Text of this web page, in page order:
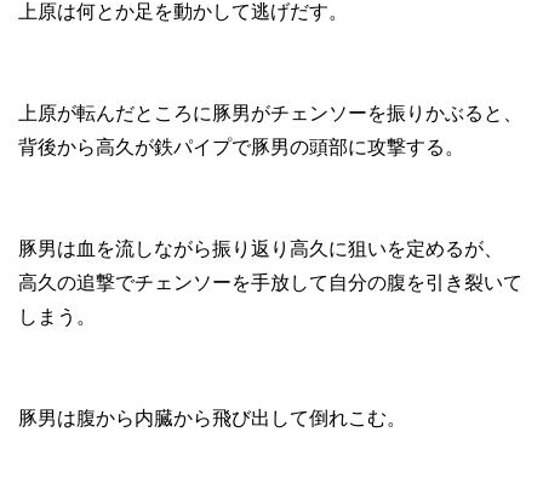
上原は何とか足を動かして逃げだす。
上原が転んだところに豚男がチェンソーを振りかぶると、
背後から高久が鉄パイプで豚男の頭部に攻撃する。
豚男は血を流しながら振り返り高久に狙いを定めるが、
高久の追撃でチェンソーを手放して自分の腹を引き裂いて
しまう。
豚男は腹から内臓から飛び出して倒れこむ。